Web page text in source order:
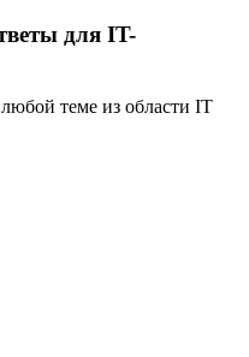
для IT-
теме из области IT